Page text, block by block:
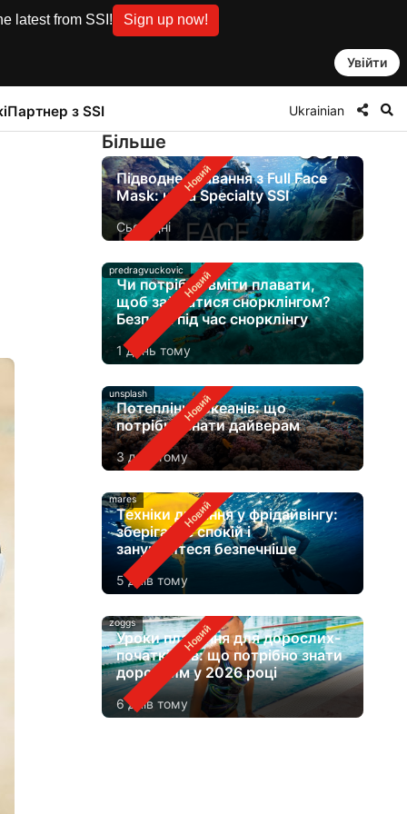
latest from SSI! Sign up now!
Увійти
Партнер з SSI Ukrainian
Бiльше
Підводне плавання з Full Face
Mask: нова Specialty SSI
Сьогодні
predragvuckovic
Чи потрібно вміти плавати,
щоб займатися снорклінгом?
Безпека під час снорклінгу
1 день тому
unsplash
Потепління океанів: що
потрібно знати дайверам
3 днів тому
mares
Техніки дихання у фрідайвінгу:
зберігайте спокій і
занурюйтеся безпечніше
5 днів тому
zoggs
Уроки плавання для дорослих-
початківців: що потрібно знати
дорослим у 2026 році
6 днів тому